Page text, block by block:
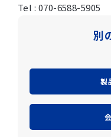
Tel : 070-6588-5905
別
製